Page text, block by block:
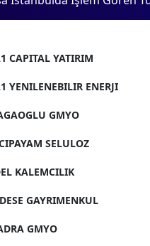
CAPITAL YATIRIM
YENILENEBILIR ENERJI
GMYO
SELULOZ
KALEMCILIK
GAYRIMENKUL
GMYO